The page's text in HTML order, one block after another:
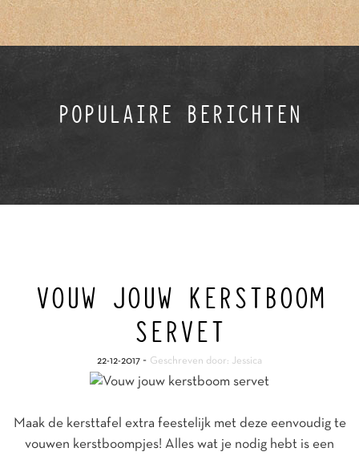
POPULAIRE BERICHTEN
VOUW JOUW KERSTBOOM
SERVET
22-12-2017 - Geschreven door: Jessica
Maak de kersttafel extra feestelijk met deze eenvoudig te
vouwen kerstboompjes! Alles wat je nodig hebt is een